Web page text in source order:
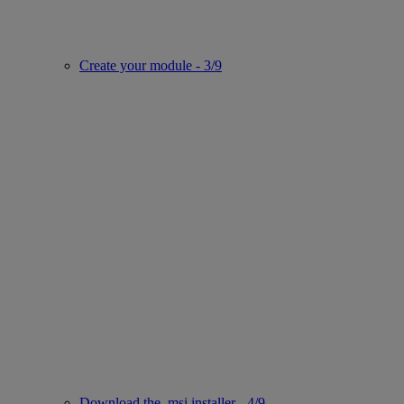
Create your module - 3/9